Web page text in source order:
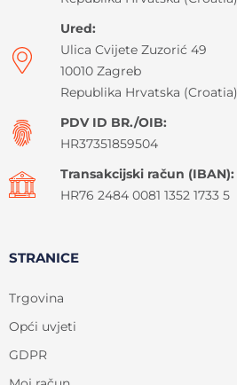
Ured:
Ulica Cvijete Zuzorić 49
10010 Zagreb
Republika Hrvatska (Croatia)
PDV ID BR./OIB:
HR37351859504
Transakcijski račun (IBAN):
HR76 2484 0081 1352 1733 5
STRANICE
Trgovina
Opći uvjeti
GDPR